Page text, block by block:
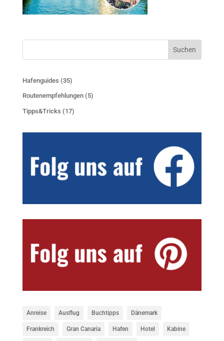
Suchen
Hafenguides (35)
Routenempfehlungen(5)
Tipps&Tricks (17)
Anreise Ausflug Buchtipps Dänemark
Frankreich Gran Canaria Hafen Hotel Kabine